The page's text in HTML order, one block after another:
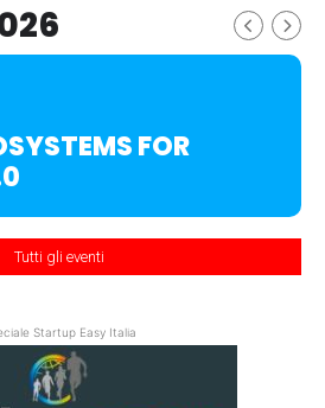
FOR
Tutti gli eventi
Startup Easy Italia